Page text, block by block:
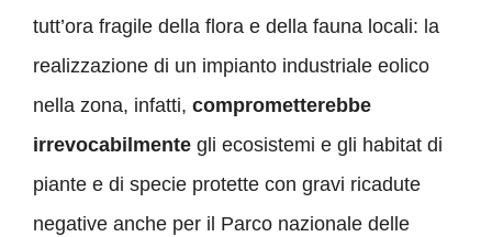
tutt’ora fragile della flora e della fauna locali: la
realizzazione di un impianto industriale eolico
nella zona, infatti, comprometterebbe
irrevocabilmente gli ecosistemi e gli habitat di
piante e di specie protette con gravi ricadute
negative anche per il Parco nazionale delle